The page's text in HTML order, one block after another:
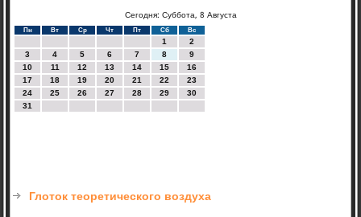
Сегодня: Суббота, 8 Августа
Пн Вт Ср Чт Пт Сб Вс
1
2
3
4 5 6 7 8
9
10
11 12 13 14 15
16
17
18 19 20 21 22
23
24
25 26 27 28 29
30
31
Глоток теоретического воздуха